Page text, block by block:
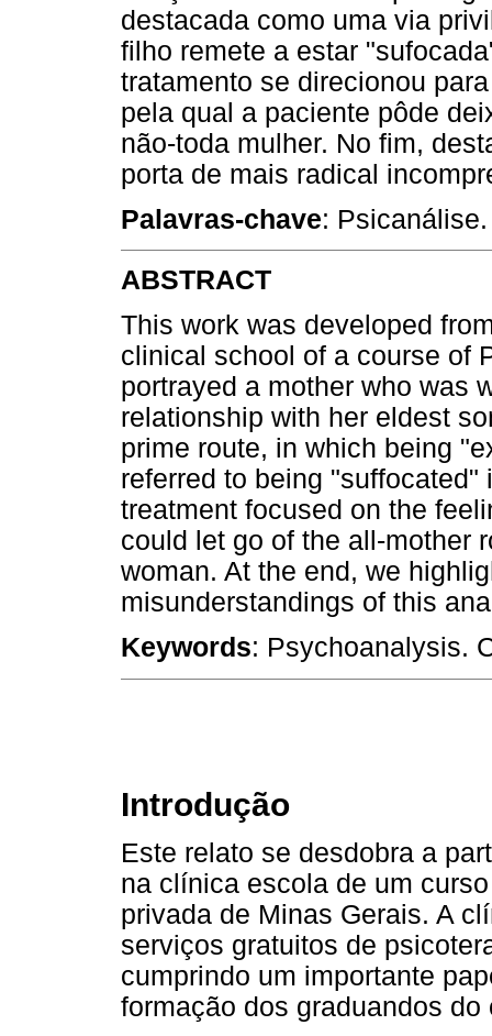
destacada como uma via
filho remete a estar
tratamento se direcionou
pela qual a paciente pôde
não-toda mulher. No fim,
porta de mais radical
Palavras-chave:
ABSTRACT
This work was developed
clinical school of a course of
portrayed a mother who was
relationship with her eldest
prime route, in which being
referred to being
treatment focused on the
could let go of the all-mother
woman. At the end, we
misunderstandings of this
Keywords: Psychoanalysis.
Introdução
Este relato se desdobra a
na clínica escola de um
privada de Minas Gerais. A
serviços gratuitos de
cumprindo um importante
formação dos graduandos